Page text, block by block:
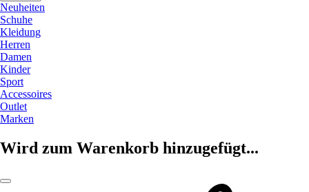
Neuheiten
Schuhe
Kleidung
Herren
Damen
Kinder
Sport
Accessoires
Outlet
Marken
Wird zum Warenkorb hinzugefügt...